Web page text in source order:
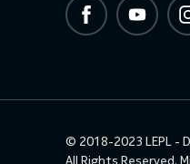
© 2018-2023 LEPL -
All Rights Reserved.